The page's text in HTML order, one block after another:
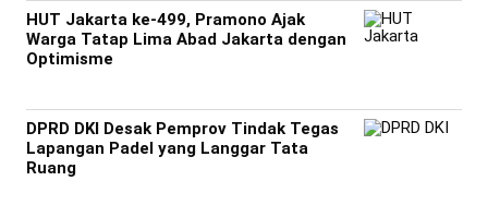
HUT Jakarta ke-499, Pramono Ajak
Warga Tatap Lima Abad Jakarta dengan
Optimisme
DPRD DKI Desak Pemprov Tindak Tegas
Lapangan Padel yang Langgar Tata
Ruang